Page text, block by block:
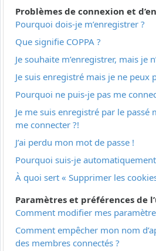
Problèmes de connexion et
Pourquoi dois-je m’enregistrer ?
Que signifie COPPA ?
Je souhaite m’enregistrer, mais je
Je suis enregistré mais je ne peux
Pourquoi ne puis-je pas me
Je me suis enregistré par le passé
me connecter ?!
J’ai perdu mon mot de passe !
Pourquoi suis-je
À quoi sert « Supprimer les
Paramètres et préférences de
Comment modifier mes
Comment empêcher mon nom
des membres connectés ?